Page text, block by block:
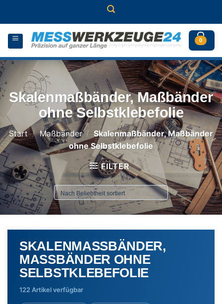
0
Skalenmaßbänder, Maßbänder
ohne Selbstklebefolie
Start / Maßbänder / Skalenmaßbänder, Maßbänder
ohne Selbstklebefolie
FILTER
SKALENMASSBÄNDER, M
ASSBÄNDER OHNE SE
LBSTKLEBEFOLIE
122 Artikel verfügbar